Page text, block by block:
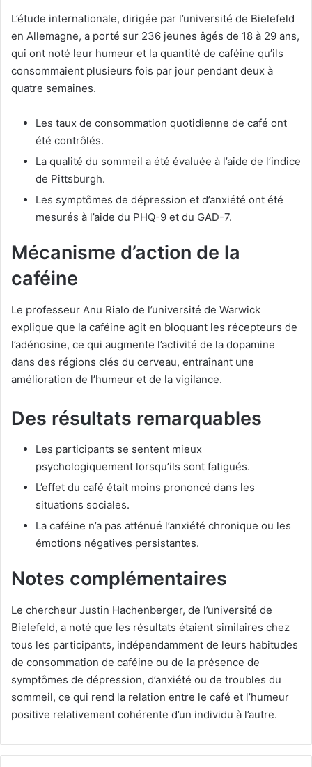
L’étude internationale, dirigée par l’université de Bielefeld
en Allemagne, a porté sur 236 jeunes âgés de 18 à 29 ans,
qui ont noté leur humeur et la quantité de caféine qu’ils
consommaient plusieurs fois par jour pendant deux à
quatre semaines.
Les taux de consommation quotidienne de café ont
été contrôlés.
La qualité du sommeil a été évaluée à l’aide de l’indice
de Pittsburgh.
Les symptômes de dépression et d’anxiété ont été
mesurés à l’aide du PHQ-9 et du GAD-7.
Mécanisme d’action de la
caféine
Le professeur Anu Rialo de l’université de Warwick
explique que la caféine agit en bloquant les récepteurs de
l’adénosine, ce qui augmente l’activité de la dopamine
dans des régions clés du cerveau, entraînant une
amélioration de l’humeur et de la vigilance.
Des résultats remarquables
Les participants se sentent mieux
psychologiquement lorsqu’ils sont fatigués.
L’effet du café était moins prononcé dans les
situations sociales.
La caféine n’a pas atténué l’anxiété chronique ou les
émotions négatives persistantes.
Notes complémentaires
Le chercheur Justin Hachenberger, de l’université de
Bielefeld, a noté que les résultats étaient similaires chez
tous les participants, indépendamment de leurs habitudes
de consommation de caféine ou de la présence de
symptômes de dépression, d’anxiété ou de troubles du
sommeil, ce qui rend la relation entre le café et l’humeur
positive relativement cohérente d’un individu à l’autre.